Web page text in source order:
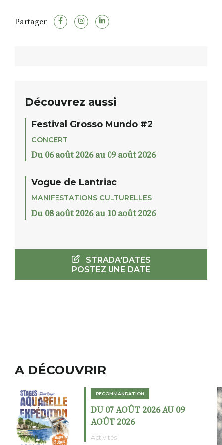
Partager
Découvrez aussi
Festival Grosso Mundo #2
CONCERT
Du 06 août 2026 au 09 août 2026
Vogue de Lantriac
MANIFESTATIONS CULTURELLES
Du 08 août 2026 au 10 août 2026
STRADA'DATES
POSTEZ UNE DATE
A DÉCOUVRIR
RECOMMANDATION
DU 02 AOÛT 2026 AU 23
AOÛT 2026
Expositions